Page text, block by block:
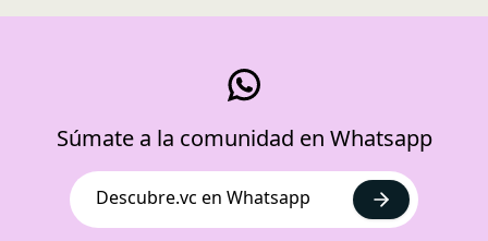
Súmate a la comunidad en Whatsapp
Descubre.vc en Whatsapp